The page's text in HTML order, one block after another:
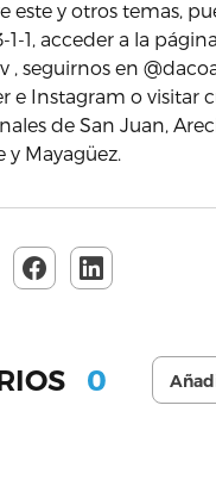
este y otros temas,
1, acceder a la página
, seguirnos en
e Instagram o visitar
de San Juan,
y Mayagüez.
0